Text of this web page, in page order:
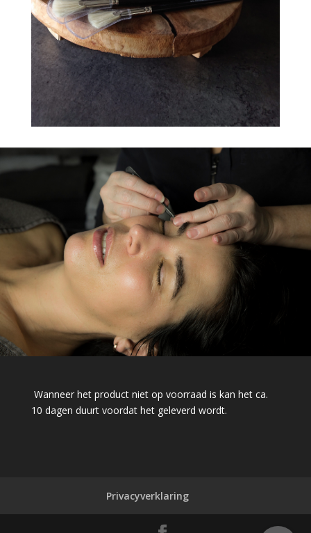
Wanneer het product niet op voorraad is kan het ca.
10 dagen duurt voordat het geleverd wordt.
Privacyverklaring